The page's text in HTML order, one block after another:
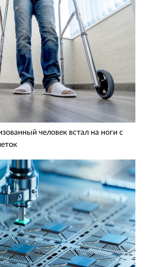
человек встал на ноги с